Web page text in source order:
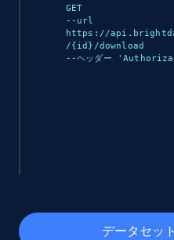
eCommerce
eCommerce
GET
--url
https://
/{id}/download
--ヘッダー
データセッ